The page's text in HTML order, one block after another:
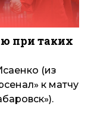
при таких
(из
к матчу